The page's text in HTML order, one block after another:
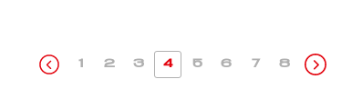
1 2 3 4 5 6 7 8